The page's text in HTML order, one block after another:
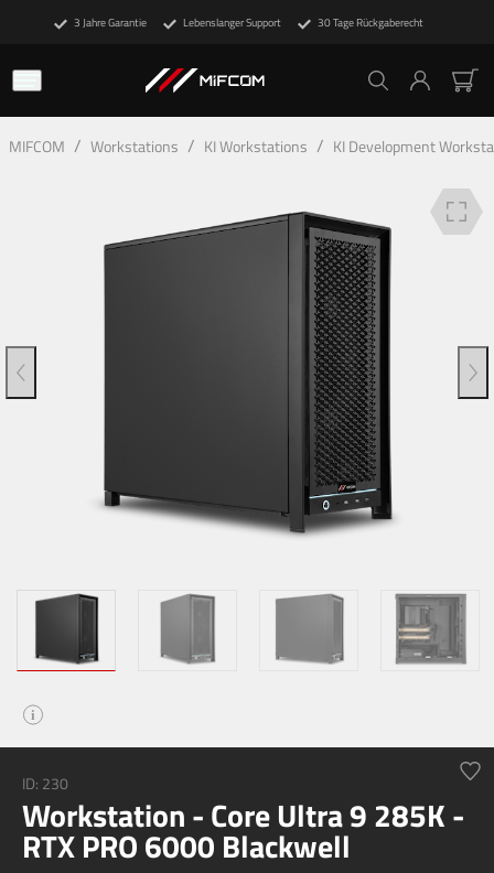
3 Jahre Garantie Lebenslanger Support 30 Tage Rückgaberecht
Beschreibung Technische Details Deine Vorteile
MIFCOM / Workstations / KI Workstations / KI Development
i
ID: 230
Workstation - Core Ultra 9 285K -
RTX PRO 6000 Blackwell